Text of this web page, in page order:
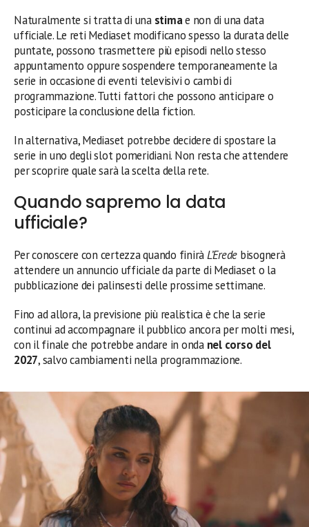
Naturalmente si tratta di una stimae non di una data
ufficiale. Le reti Mediaset modificano spesso la durata delle
puntate, possono trasmettere più episodi nello stesso
appuntamento oppure sospendere temporaneamente la
serie in occasione di eventi televisivi o cambi di
programmazione. Tutti fattori che possono anticipare o
posticipare la conclusione della fiction.
In alternativa, Mediaset potrebbe decidere di spostare la
serie in uno degli slot pomeridiani. Non resta che attendere
per scoprire quale sarà la scelta della rete.
Quando sapremo la data
ufficiale?
Per conoscere con certezza quando finiràL’Erede bisognerà
attendere un annuncio ufficiale da parte di Mediaset o la
pubblicazione dei palinsesti delle prossime settimane.
Fino ad allora, la previsione più realistica è che la serie
continui ad accompagnare il pubblico ancora per molti mesi,
con il finale che potrebbe andare in onda nel corso del
2027, salvo cambiamenti nella programmazione.